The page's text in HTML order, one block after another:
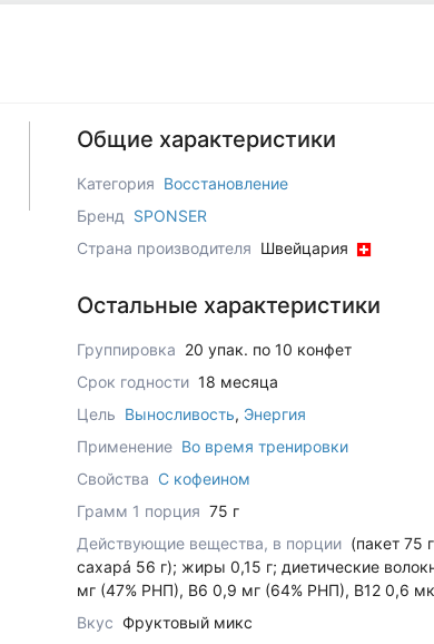
Общие характеристики
Категория Восстановление
Бренд
SPONSER
Страна производителя Швейцария
Остальные характеристики
Группировка 20 упак. по 10 конфет
Срок годности 18 месяца
Цель Выносливость, Энергия
Применение Во время тренировки
Свойства С кофеином
Грамм 1 порция 75 г
Действующие вещества, в порции (пакет 75
сахарá 56 г); жиры 0,15 г; диетические
мг (47% РНП), В6 0,9 мг (64% РНП), В12 0,6
Вкус Фруктовый микс